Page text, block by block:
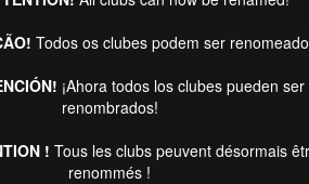
Todos os clubes podem ser
¡Ahora todos los clubes pueden ser
renombrados!
! Tous les clubs peuvent désormais
renommés !